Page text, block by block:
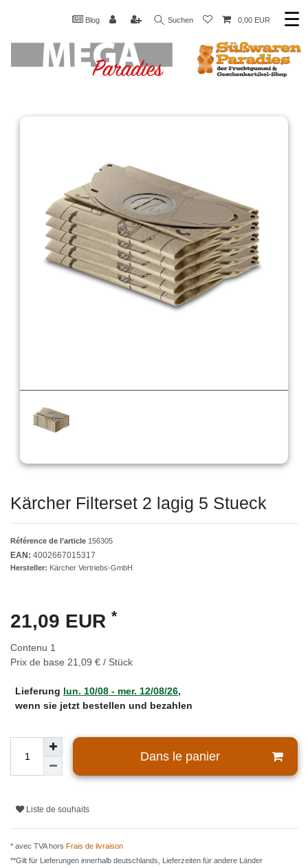
Blog Suchen 0,00 EUR ☰
Kärcher Filterset 2 lagig 5 Stueck
Référence de l’article 156305
EAN: 4002667015317
Hersteller: Kärcher Vertriebs-GmbH
21,09 EUR *
Contenu 1
Prix de base 21,09 € / Stück
Lieferung lun. 10/08 - mer. 12/08/26,
wenn sie jetzt bestellen und bezahlen
Dans le panier
Liste de souhaits
* avec TVA hors Frais de livraison
**Gilt für Lieferungen innerhalb deutschlands, Lieferzeiten für andere Länder